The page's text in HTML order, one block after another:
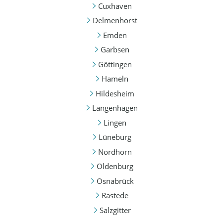
Cuxhaven
Delmenhorst
Emden
Garbsen
Göttingen
Hameln
Hildesheim
Langenhagen
Lingen
Lüneburg
Nordhorn
Oldenburg
Osnabrück
Rastede
Salzgitter